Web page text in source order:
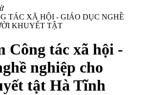
TÁC XÃ HỘI - GIÁO DỤC NGHỀ
KHUYẾT TẬT
Công tác xã hội -
nghiệp cho
tật Hà Tĩnh